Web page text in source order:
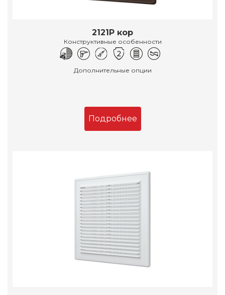
2121Р кор
Конструктивные особенности
Дополнительные опции
Подробнее